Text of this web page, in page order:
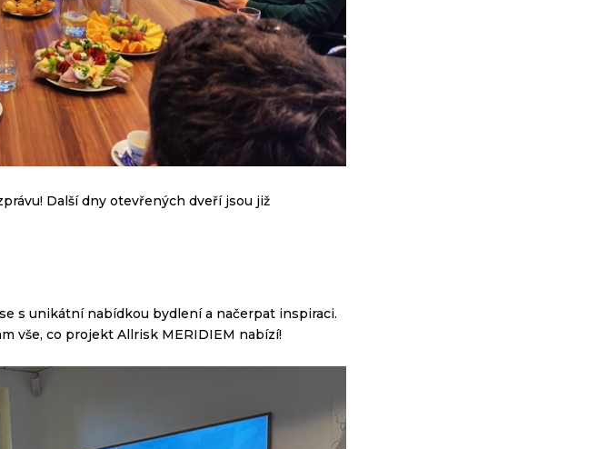
Další dny otevřených dveří jsou již
s unikátní nabídkou bydlení a načerpat inspiraci.
vše, co projekt Allrisk MERIDIEM nabízí!